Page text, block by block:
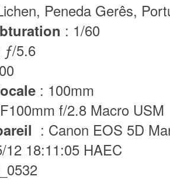
Peneda Gerês,
: 1/60
ƒ/5.6
: 100mm
f/2.8 Macro USM
: Canon EOS 5D
12 18:11:05 HAEC